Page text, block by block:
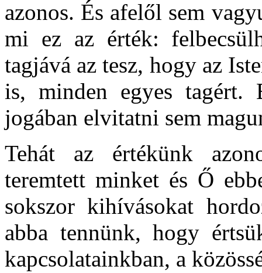
azonos. És afelől sem
mi ez az érték:
tagjává az tesz, hogy az
is, minden egyes tagért.
jogában elvitatni sem
Tehát az értékünk
teremtett minket és Ő
sokszor kihívásokat
abba tennünk, hogy
kapcsolatainkban, a